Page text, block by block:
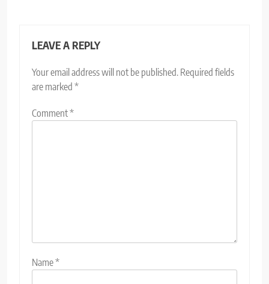
LEAVE A REPLY
Your email address will not be published. Required fields
are marked *
Comment*
Name*